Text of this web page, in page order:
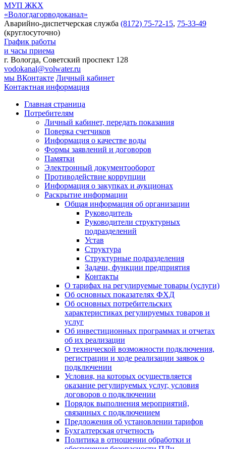
МУП ЖКХ
«Вологдагорводоканал»
Аварийно-диспетчерская служба (8172) 75-72-15, 75-33-49
(круглосуточно)
График работы
и часы приема
г. Вологда, Советский проспект 128
vodokanal@volwater.ru
мы ВКонтакте Личный кабинет
Контактная информация
Главная страница
Потребителям
Личный кабинет, передать показания
Поверка счетчиков
Информация о качестве воды
Формы заявлений и договоров
Памятки
Электронный документооборот
Противодействие коррупции
Информация о закупках и аукционах
Раскрытие информации
Общая информация об организации
Руководитель
Руководители структурных
подразделений
Устав
Структура
Структурные подразделения
Задачи, функции предприятия
Контакты
О тарифах на регулируемые товары (услуги)
Об основных показателях ФХД
Об основных потребительских
характеристиках регулируемых товаров и
услуг
Об инвестиционных программах и отчетах
об их реализации
О технической возможности подключения,
регистрации и ходе реализации заявок о
подключении
Условия, на которых осуществляется
оказание регулируемых услуг, условия
договоров о подключении
Порядок выполнения мероприятий,
связанных с подключением
Предложения об установлении тарифов
Бухгалтерская отчетность
Политика в отношении обработки и